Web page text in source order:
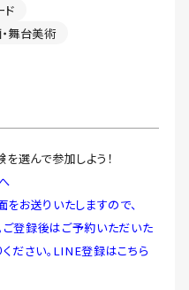
ド
舞台美術
を選んで参加しよう！
お送りいたしますので、
ご登録後はご予約いただいた
ださい。 LINE登録はこちら